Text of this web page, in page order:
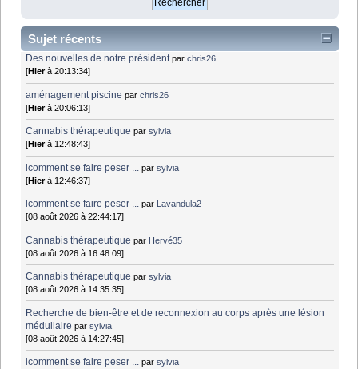
Sujet récents
Des nouvelles de notre président parchris26
[Hierà 20:13:34]
aménagement piscine parchris26
[Hierà 20:06:13]
Cannabis thérapeutique parsylvia
[Hierà 12:48:43]
lcomment se faire peser ... parsylvia
[Hierà 12:46:37]
lcomment se faire peser ... par
Lavandula2
[08 août 2026 à 22:44:17]
Cannabis thérapeutique par Hervé35
[08 août 2026 à 16:48:09]
Cannabis thérapeutique parsylvia
[08 août 2026 à 14:35:35]
Recherche de bien-être et de reconnexion au corps après une lésion
médullaire parsylvia
[08 août 2026 à 14:27:45]
lcomment se faire peser ... parsylvia